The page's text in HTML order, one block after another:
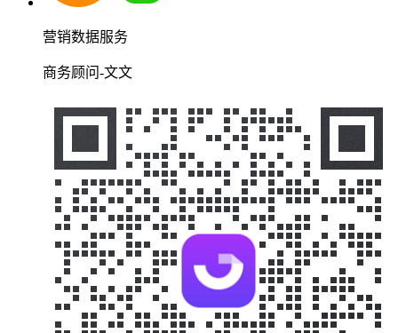
营销数据服务
商务顾问-文文